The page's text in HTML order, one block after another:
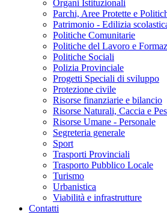
Organi Istituzionali
Parchi, Aree Protette e
Patrimonio - Edilizia
Politiche Comunitarie
Politiche del Lavoro e
Politiche Sociali
Polizia Provinciale
Progetti Speciali di sviluppo
Protezione civile
Risorse finanziarie e bilancio
Risorse Naturali, Caccia e
Risorse Umane - Personale
Segreteria generale
Sport
Trasporti Provinciali
Trasporto Pubblico Locale
Turismo
Urbanistica
Viabilità e infrastrutture
Contatti